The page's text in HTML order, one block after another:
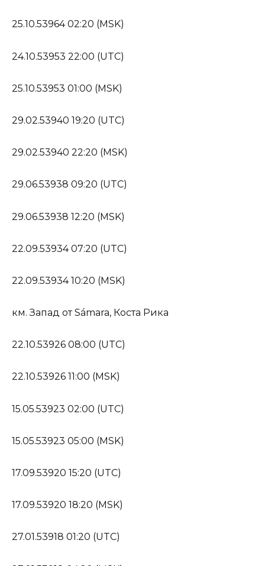
25.10.53964 02:20 (MSK)
24.10.53953 22:00 (UTC)
25.10.53953 01:00 (MSK)
29.02.53940 19:20 (UTC)
29.02.53940 22:20 (MSK)
29.06.53938 09:20 (UTC)
29.06.53938 12:20 (MSK)
22.09.53934 07:20 (UTC)
22.09.53934 10:20 (MSK)
км. Запад от Sámara, Коста Рика
22.10.53926 08:00 (UTC)
22.10.53926 11:00 (MSK)
15.05.53923 02:00 (UTC)
15.05.53923 05:00 (MSK)
17.09.53920 15:20 (UTC)
17.09.53920 18:20 (MSK)
27.01.53918 01:20 (UTC)